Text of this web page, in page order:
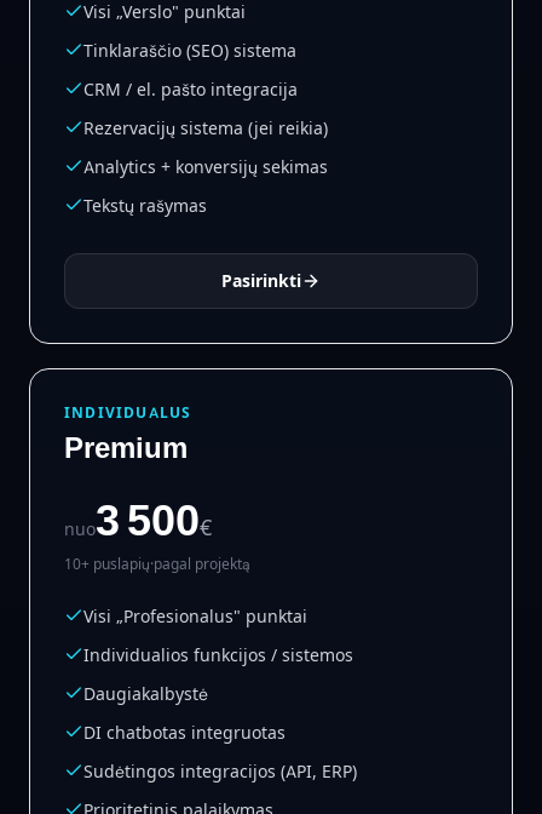
Visi „Verslo" punktai
Tinklaraščio (SEO) sistema
CRM / el. pašto integracija
Rezervacijų sistema (jei reikia)
Analytics + konversijų sekimas
Tekstų rašymas
Pasirinkti
INDIVIDUALUS
Premium
nuo3 500€
10+ puslapių·pagal projektą
Visi „Profesionalus" punktai
Individualios funkcijos / sistemos
Daugiakalbystė
DI chatbotas integruotas
Sudėtingos integracijos (API, ERP)